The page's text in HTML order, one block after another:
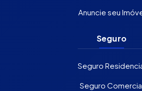
Anuncie seu
Seguro
Seguro
Seguro